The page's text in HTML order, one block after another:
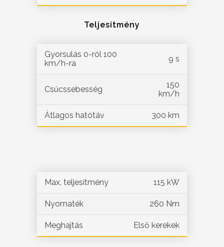
Teljesítmény
Gyorsulás 0-ról 100
km/h-ra
9 s
Csúcssebesség
150
km/h
Átlagos hatótáv 300 km
Max. teljesítmény 115 kW
Nyomaték 260 Nm
Meghajtás Első kerekek